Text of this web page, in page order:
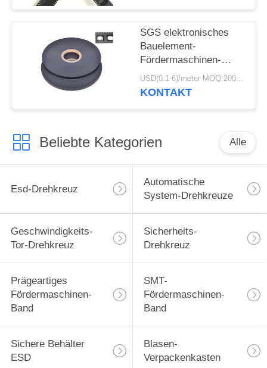
SGS elektronisches
Bauelement-
Fördermaschinen-
Standardband leitfähig
für Kapazitanz
USD(0.1-6)/meter MOQ:2000 Meter
KONTAKT
Beliebte Kategorien Alle
Esd-Drehkreuz
Automatische
System-Drehkreuze
Geschwindigkeits-
Tor-Drehkreuz
Sicherheits-
Drehkreuz
Prägeartiges
Fördermaschinen-
Band
SMT-
Fördermaschinen-
Band
Sichere Behälter
ESD
Blasen-
Verpackenkasten